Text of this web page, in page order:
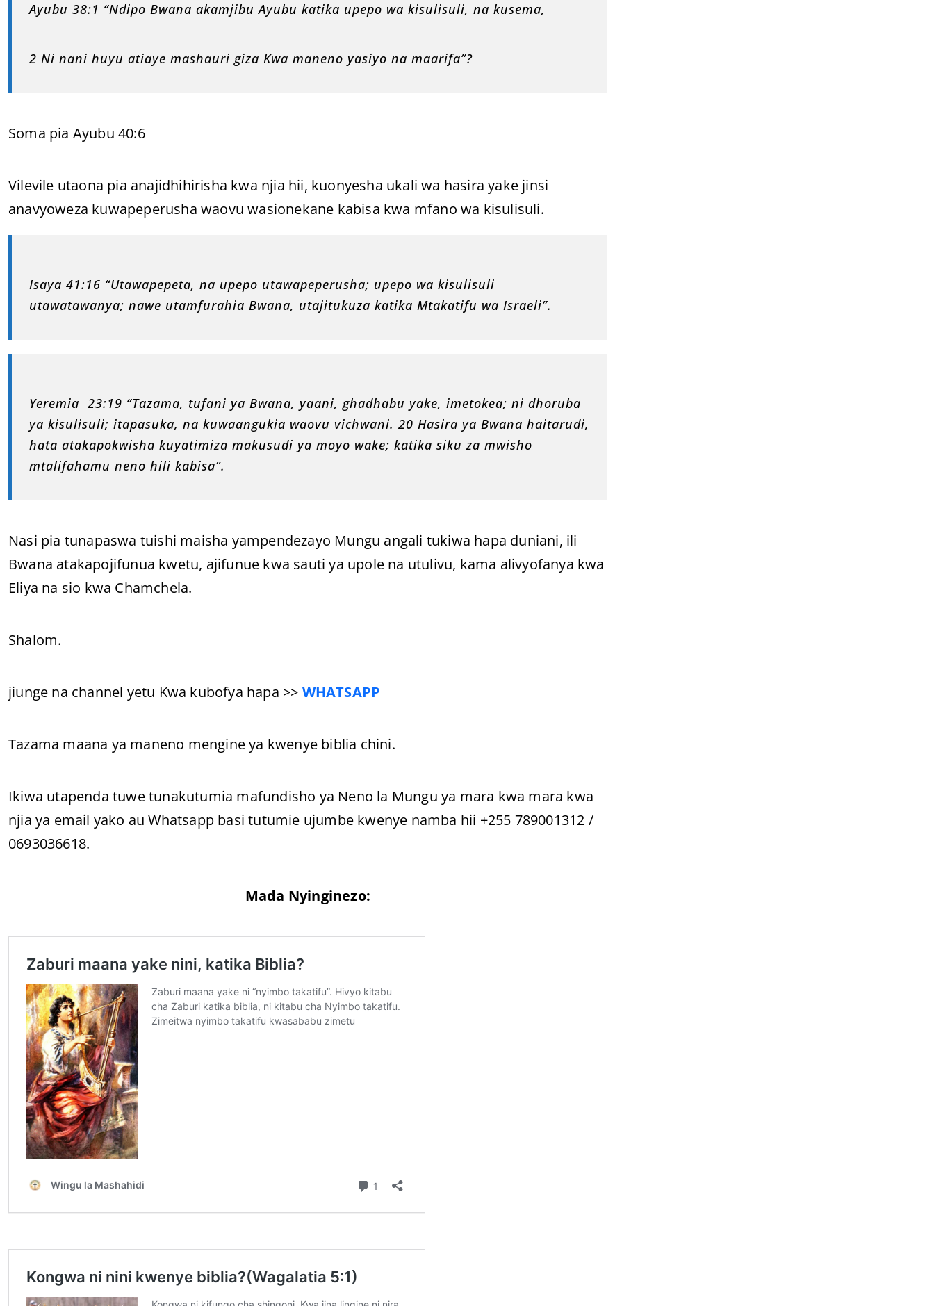
Ayubu 38:1 “Ndipo Bwana akamjibu Ayubu katika upepo wa kisulisuli, na kusema,
2 Ni nani huyu atiaye mashauri giza Kwa maneno yasiyo na maarifa”?
Soma pia Ayubu 40:6
Vilevile utaona pia anajidhihirisha kwa njia hii, kuonyesha ukali wa hasira yake jinsi
anavyoweza kuwapeperusha waovu wasionekane kabisa kwa mfano wa kisulisuli.
Isaya 41:16 “Utawapepeta, na upepo utawapeperusha; upepo wa kisulisuli
utawatawanya; nawe utamfurahia Bwana, utajitukuza katika Mtakatifu wa Israeli”.
Yeremia 23:19 “Tazama, tufani ya Bwana, yaani, ghadhabu yake, imetokea; ni dhoruba
ya kisulisuli; itapasuka, na kuwaangukia waovu vichwani. 20 Hasira ya Bwana haitarudi,
hata atakapokwisha kuyatimiza makusudi ya moyo wake; katika siku za mwisho
mtalifahamu neno hili kabisa”.
Nasi pia tunapaswa tuishi maisha yampendezayo Mungu angali tukiwa hapa duniani, ili
Bwana atakapojifunua kwetu, ajifunue kwa sauti ya upole na utulivu, kama alivyofanya kwa
Eliya na sio kwa Chamchela.
Shalom.
jiunge na channel yetu Kwa kubofya hapa >> WHATSAPP
Tazama maana ya maneno mengine ya kwenye biblia chini.
Ikiwa utapenda tuwe tunakutumia mafundisho ya Neno la Mungu ya mara kwa mara kwa
njia ya email yako au Whatsapp basi tutumie ujumbe kwenye namba hii +255 789001312 /
0693036618.
Mada Nyinginezo: